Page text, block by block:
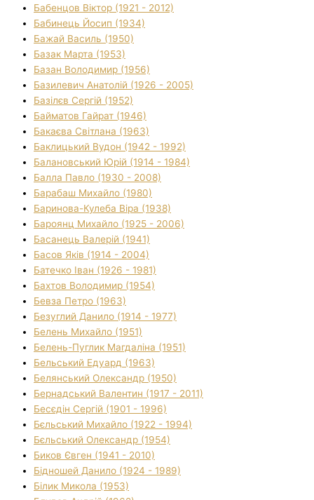
Бабенцов Віктор (1921 - 2012)
Бабинець Йосип (1934)
Бажай Василь (1950)
Базак Марта (1953)
Базан Володимир (1956)
Базилевич Анатолій (1926 - 2005)
Базілєв Сергій (1952)
Байматов Гайрат (1946)
Бакаєва Світлана (1963)
Баклицький Вудон (1942 - 1992)
Балановський Юрій (1914 - 1984)
Балла Павло (1930 - 2008)
Барабаш Михайло (1980)
Баринова-Кулеба Віра (1938)
Бароянц Михайло (1925 - 2006)
Басанець Валерій (1941)
Басов Яків (1914 - 2004)
Батечко Іван (1926 - 1981)
Бахтов Володимир (1954)
Бевза Петро (1963)
Безуглий Данило (1914 - 1977)
Белень Михайло (1951)
Белень-Пуглик Магдаліна (1951)
Бельський Едуард (1963)
Белянський Олександр (1950)
Бернадський Валентин (1917 - 2011)
Бесєдін Сергій (1901 - 1996)
Бєльський Михайло (1922 - 1994)
Бєльський Олександр (1954)
Биков Євген (1941 - 2010)
Бідношей Данило (1924 - 1989)
Білик Микола (1953)